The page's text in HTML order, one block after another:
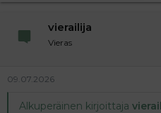
vierailija
Vieras
09.07.2026
Alkuperäinen kirjoittaja